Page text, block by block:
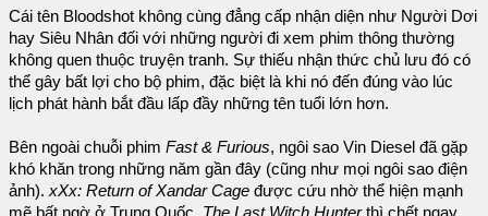
Cái tên Bloodshot không cùng đẳng cấp nhận diện như Người Dơi
hay Siêu Nhân đối với những người đi xem phim thông thường
không quen thuộc truyện tranh. Sự thiếu nhận thức chủ lưu đó có
thể gây bất lợi cho bộ phim, đặc biệt là khi nó đến đúng vào lúc
lịch phát hành bắt đầu lấp đầy những tên tuổi lớn hơn.
Bên ngoài chuỗi phim Fast & Furious, ngôi sao Vin Diesel đã gặp
khó khăn trong những năm gần đây (cũng như mọi ngôi sao điện
ảnh).xXx: Return of Xandar Cage được cứu nhờ thể hiện mạnh